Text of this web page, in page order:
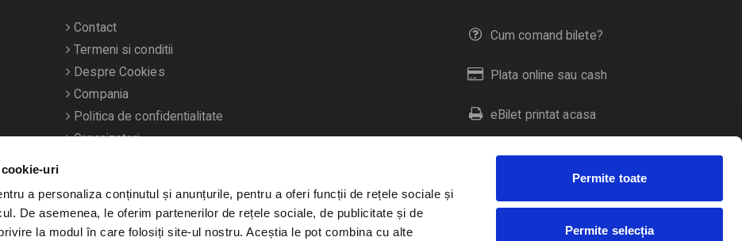
uri
a personaliza conținutul și anunțurile, pentru a oferi funcții de rețele sociale și
De asemenea, le oferim partenerilor de rețele sociale, de publicitate și de
la modul în care folosiți site-ul nostru. Aceștia le pot combina cu alte
Permite toate
Permite selecția
Cum comand bilete?
Plata online sau cash
eBilet printat acasa
Livrare prin curier
Duplicare bilete
Contact
Termeni si conditii
Despre Cookies
Compania
Politica de confidentialitate
Organizatori